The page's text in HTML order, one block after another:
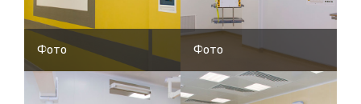
Фото Фото